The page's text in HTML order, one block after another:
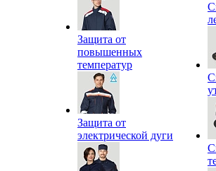
Защита от
повышенных
температур
Защита от
электрической дуги